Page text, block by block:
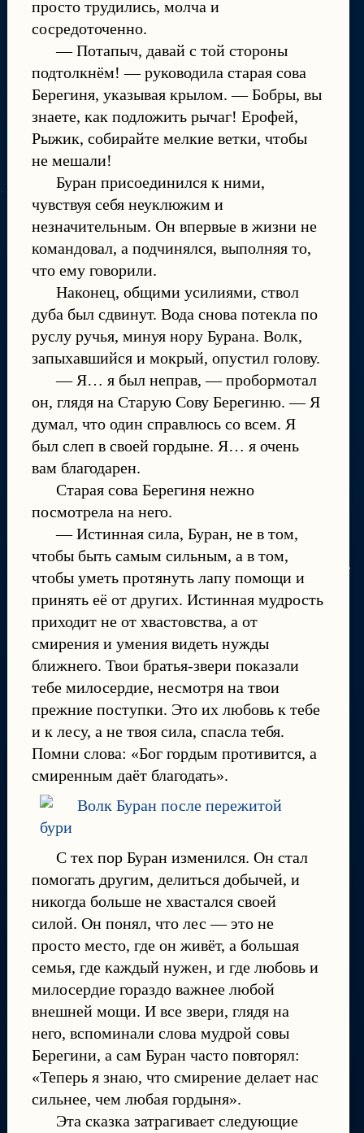
просто трудились, молча и
сосредоточенно.
— Потапыч, давай с той стороны
подтолкнём! — руководила старая сова
Берегиня, указывая крылом. — Бобры, вы
знаете, как подложить рычаг! Ерофей,
Рыжик, собирайте мелкие ветки, чтобы
не мешали!
Буран присоединился к ними,
чувствуя себя неуклюжим и
незначительным. Он впервые в жизни не
командовал, а подчинялся, выполняя то,
что ему говорили.
Наконец, общими усилиями, ствол
дуба был сдвинут. Вода снова потекла по
руслу ручья, минуя нору Бурана. Волк,
запыхавшийся и мокрый, опустил голову.
— Я… я был неправ, — пробормотал
он, глядя на Старую Сову Берегиню. — Я
думал, что один справлюсь со всем. Я
был слеп в своей гордыне. Я… я очень
вам благодарен.
Старая сова Берегиня нежно
посмотрела на него.
— Истинная сила, Буран, не в том,
чтобы быть самым сильным, а в том,
чтобы уметь протянуть лапу помощи и
принять её от других. Истинная мудрость
приходит не от хвастовства, а от
смирения и умения видеть нужды
ближнего. Твои братья-звери показали
тебе милосердие, несмотря на твои
прежние поступки. Это их любовь к тебе
и к лесу, а не твоя сила, спасла тебя.
Помни слова: «Бог гордым противится, а
смиренным даёт благодать».
С тех пор Буран изменился. Он стал
помогать другим, делиться добычей, и
никогда больше не хвастался своей
силой. Он понял, что лес — это не
просто место, где он живёт, а большая
семья, где каждый нужен, и где любовь и
милосердие гораздо важнее любой
внешней мощи. И все звери, глядя на
него, вспоминали слова мудрой совы
Берегини, а сам Буран часто повторял:
«Теперь я знаю, что смирение делает нас
сильнее, чем любая гордыня».
Эта сказка затрагивает следующие